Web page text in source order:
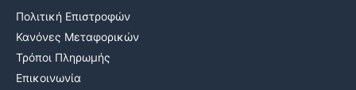
Πολιτική Επιστροφών
Κανόνες Μεταφορικών
Τρόποι Πληρωμής
Επικοινωνία